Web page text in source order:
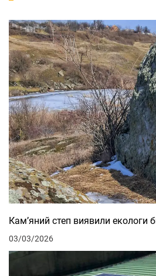
Кам’яний степ виявили екологи
03/03/2026